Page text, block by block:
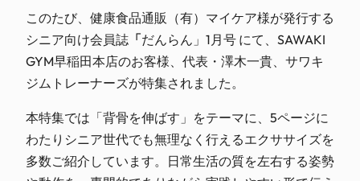
このたび、健康食品通販（有）マイケア様が発行する
シニア向け会員誌 「だんらん」1月号 にて、SAWAKI
GYM早稲田本店のお客様、代表・澤木一貴、サワキ
ジムトレーナーズが特集されました。
本特集では「背骨を伸ばす」をテーマに、5ページに
わたりシニア世代でも無理なく行えるエクササイズを
多数ご紹介しています。日常生活の質を左右する姿勢